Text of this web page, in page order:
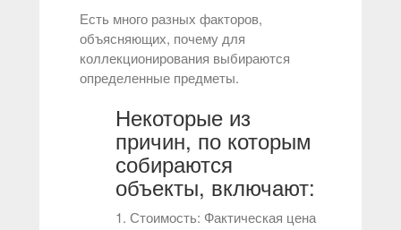
Есть много разных факторов,
объясняющих, почему для
коллекционирования выбираются
определенные предметы.
Некоторые из
причин, по которым
собираются
объекты, включают:
1. Стоимость: Фактическая цена